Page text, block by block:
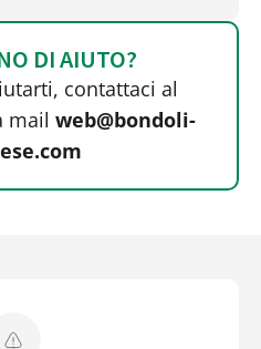
DI AIUTO?
contattaci al
mail web@bondoli-